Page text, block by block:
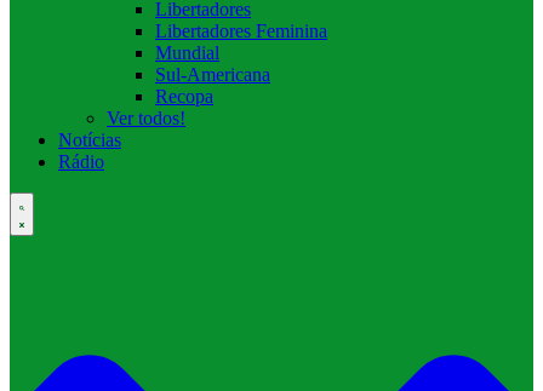
Libertadores
Libertadores Feminina
Mundial
Sul-Americana
Recopa
Ver todos!
Notícias
Rádio